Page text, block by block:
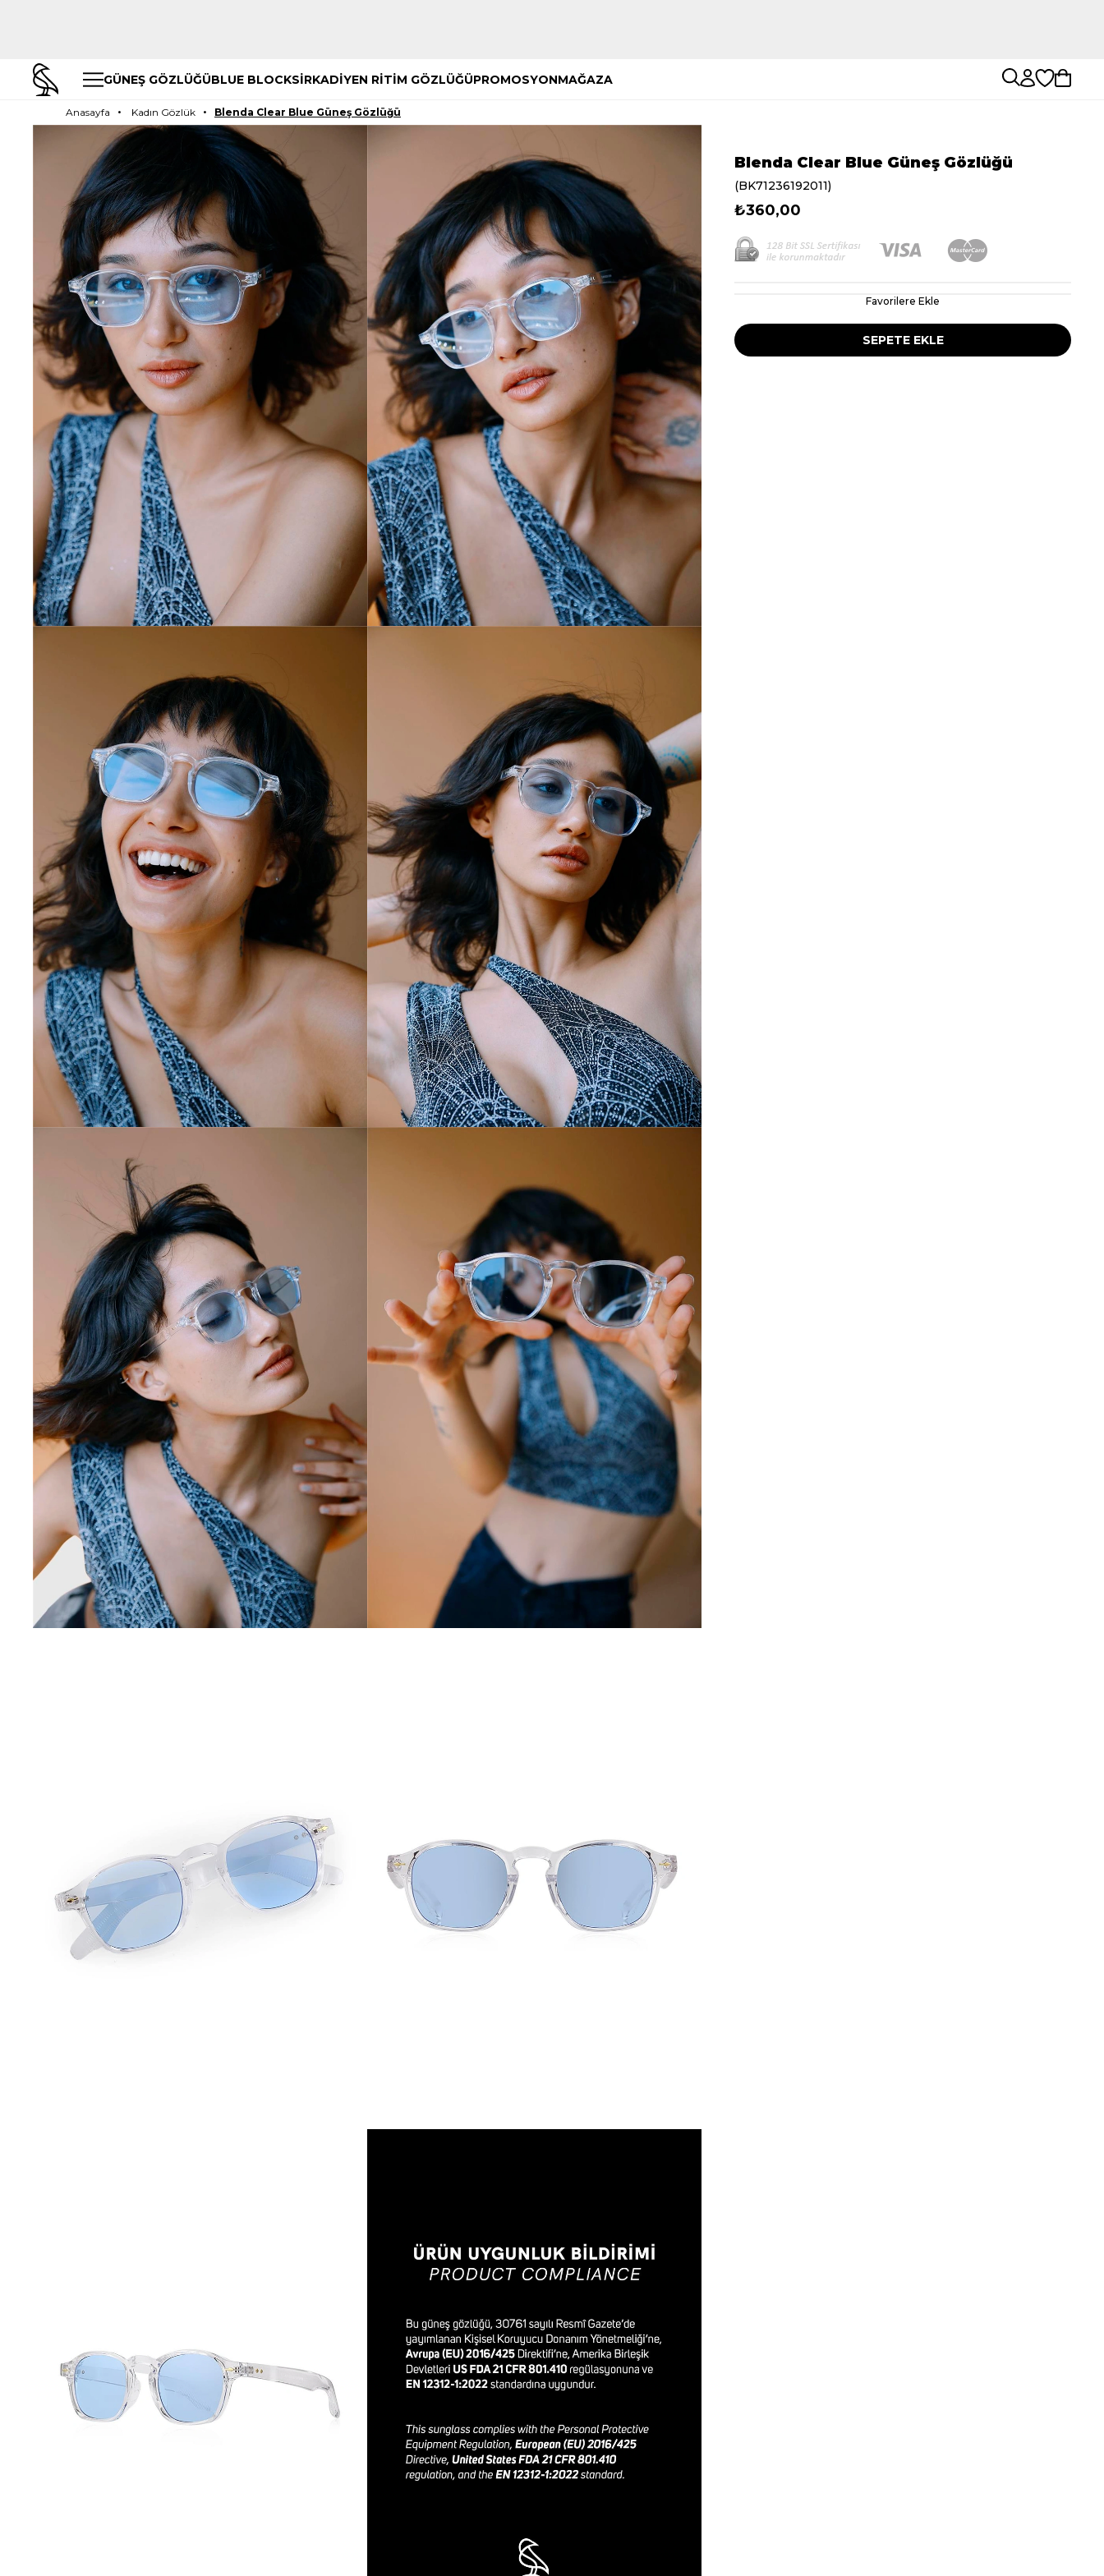
GÜNEŞ GÖZLÜĞÜBLUE BLOCKSİRKADİYEN RİTİM GÖZLÜĞÜPROMOSYONMAĞAZA
Anasayfa Kadın Gözlük Blenda Clear Blue Güneş Gözlüğü
Blenda Clear Blue Güneş Gözlüğü
(BK71236192011)
₺360,00
Favorilere Ekle